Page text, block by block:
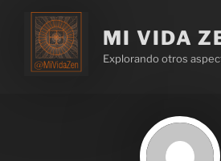
MI VIDA
Explorando otros